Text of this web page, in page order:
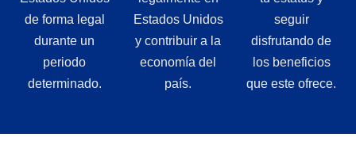
de forma legal
durante un
periodo
determinado.
Estados Unidos
y contribuir a la
economía del
país.
seguir
disfrutando de
los beneficios
que este ofrece.